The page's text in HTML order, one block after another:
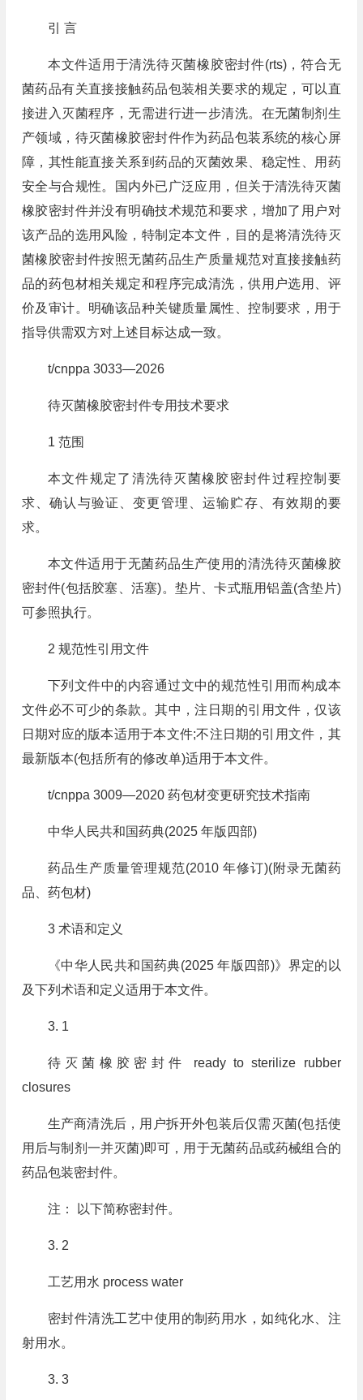
引 言
本文件适用于清洗待灭菌橡胶密封件(rts)，符合无
菌药品有关直接接触药品包装相关要求的规定，可以直
接进入灭菌程序，无需进行进一步清洗。在无菌制剂生
产领域，待灭菌橡胶密封件作为药品包装系统的核心屏
障，其性能直接关系到药品的灭菌效果、稳定性、用药
安全与合规性。国内外已广泛应用，但关于清洗待灭菌
橡胶密封件并没有明确技术规范和要求，增加了用户对
该产品的选用风险，特制定本文件，目的是将清洗待灭
菌橡胶密封件按照无菌药品生产质量规范对直接接触药
品的药包材相关规定和程序完成清洗，供用户选用、评
价及审计。明确该品种关键质量属性、控制要求，用于
指导供需双方对上述目标达成一致。
t/cnppa 3033—2026
待灭菌橡胶密封件专用技术要求
1 范围
本文件规定了清洗待灭菌橡胶密封件过程控制要
求、确认与验证、变更管理、运输贮存、有效期的要
求。
本文件适用于无菌药品生产使用的清洗待灭菌橡胶
密封件(包括胶塞、活塞)。垫片、卡式瓶用铝盖(含垫片)
可参照执行。
2 规范性引用文件
下列文件中的内容通过文中的规范性引用而构成本
文件必不可少的条款。其中，注日期的引用文件，仅该
日期对应的版本适用于本文件;不注日期的引用文件，其
最新版本(包括所有的修改单)适用于本文件。
t/cnppa 3009—2020 药包材变更研究技术指南
中华人民共和国药典(2025 年版四部)
药品生产质量管理规范(2010 年修订)(附录无菌药
品、药包材)
3 术语和定义
《中华人民共和国药典(2025 年版四部)》界定的以
及下列术语和定义适用于本文件。
3. 1
待灭菌橡胶密封件 ready to sterilize rubber
closures
生产商清洗后，用户拆开外包装后仅需灭菌(包括使
用后与制剂一并灭菌)即可，用于无菌药品或药械组合的
药品包装密封件。
注： 以下简称密封件。
3. 2
工艺用水 process water
密封件清洗工艺中使用的制药用水，如纯化水、注
射用水。
3. 3